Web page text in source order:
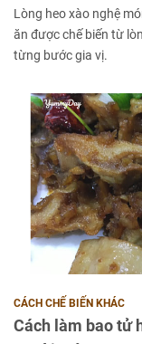
Lòng heo xào nghệ
ăn được chế biến từ
từng bước gia vị.
CÁCH CHẾ BIẾN KHÁC
Cách làm bao tử